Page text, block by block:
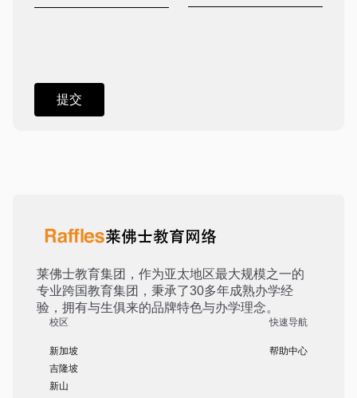
莱佛士教育集团，作为亚太地区最大规模之一的
专业跨国教育集团，秉承了30多年成熟办学经
验，拥有与生俱来的品牌特色与办学理念。
校区
新加坡
吉隆坡
新山
快速导航
帮助中心